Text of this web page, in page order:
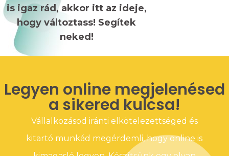
is igaz rád, akkor itt az ideje,
hogy változtass! Segítek
neked!
Legyen online megjelenésed
a sikered kulcsa!
Vállalkozásod iránti elkötelezettséged és
kitartó munkád megérdemli, hogy online is